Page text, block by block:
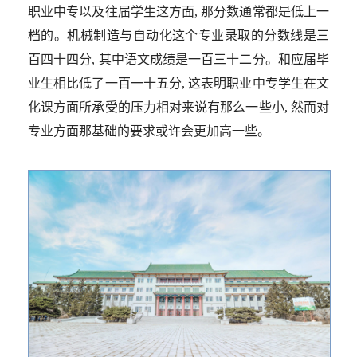
职业中专以及往届学生这方面, 那分数通常都是低上一
档的。机械制造与自动化这个专业录取的分数线是三
百四十四分, 其中语文成绩是一百三十二分。和应届毕
业生相比低了一百一十五分, 这表明职业中专学生在文
化课方面所承受的压力相对来说有那么一些小, 然而对
专业方面那基础的要求或许会更加高一些。